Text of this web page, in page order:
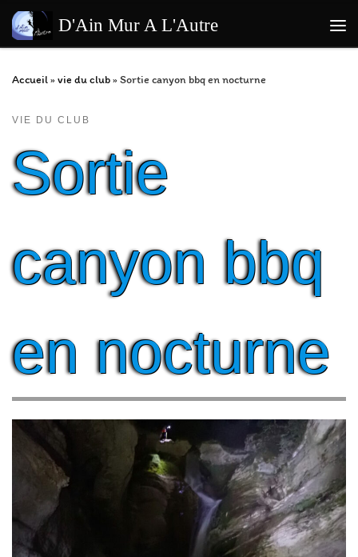
Passer au contenu
D'Ain Mur A L'Autre
Accueil»vie du club»Sortie canyon bbq en nocturne
VIE DU CLUB
Sortie
canyon bbq
en nocturne